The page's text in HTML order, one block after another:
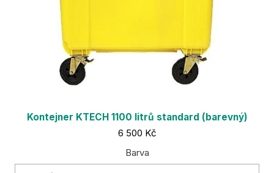
Kontejner KTECH 1100 litrů standard (barevný)
Cena:
6 500 Kč
Barva